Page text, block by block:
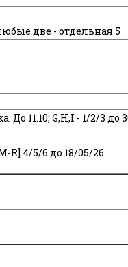
любые две - отдельная 5
11.10; G,H,I - 1/2/3 до
R] 4/5/6 до 18/05/26